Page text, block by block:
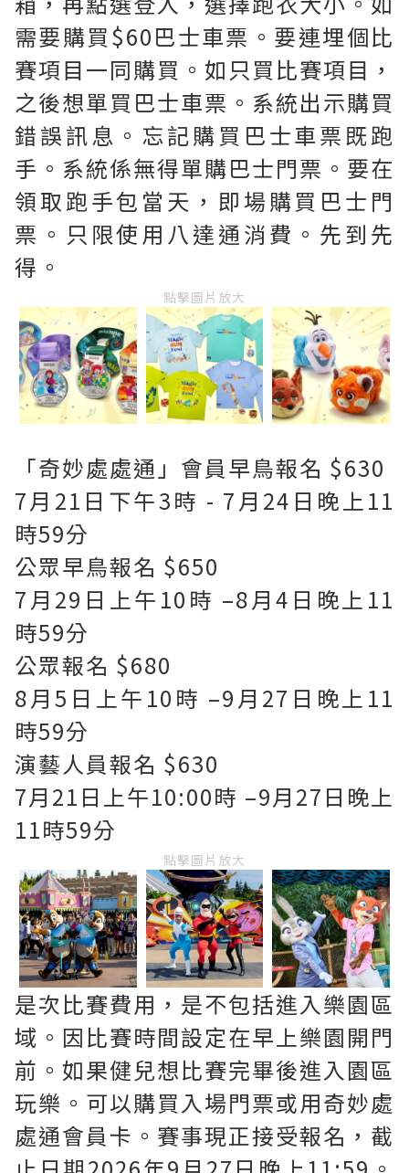
需要購買$60巴士車票。要連埋個比
賽項目一同購買。如只買比賽項目，
之後想單買巴士車票。系統出示購買
錯誤訊息。忘記購買巴士車票既跑
手。系統係無得單購巴士門票。要在
領取跑手包當天，即場購買巴士門
票。只限使用八達通消費。先到先
得。
點擊圖片放大
「奇妙處處通」會員早鳥報名 $630
7月21日下午3時 - 7月24日晚上11
時59分
公眾早鳥報名 $650
7月29日上午10時 –8月4日晚上11
時59分
公眾報名 $680
8月5日上午10時 –9月27日晚上11
時59分
演藝人員報名 $630
7月21日上午10:00時 –9月27日晚上
11時59分
點擊圖片放大
是次比賽費用，是不包括進入樂園區
域。因比賽時間設定在早上樂園開門
前。如果健兒想比賽完畢後進入園區
玩樂。可以購買入場門票或用奇妙處
處通會員卡。賽事現正接受報名，截